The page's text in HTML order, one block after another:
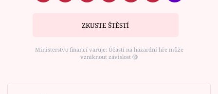
ZKUSTE ŠTĚSTÍ
Ministerstvo financí varuje: Účastí na hazardní hře může
vzniknout závislost ⑱